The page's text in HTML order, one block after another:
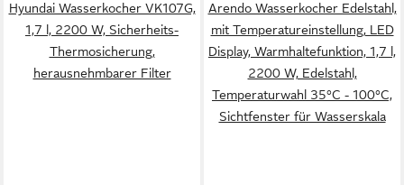
Hyundai Wasserkocher VK107G,
1,7 l, 2200 W, Sicherheits-
Thermosicherung,
herausnehmbarer Filter
Arendo Wasserkocher Edelstahl,
mit Temperatureinstellung, LED
Display, Warmhaltefunktion, 1,7 l,
2200 W, Edelstahl,
Temperaturwahl 35°C - 100°C,
Sichtfenster für Wasserskala